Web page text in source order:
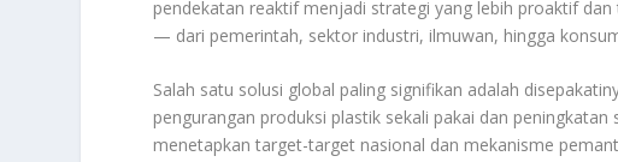
pendekatan reaktif menjadi strategi yang lebih proaktif
— dari pemerintah, sektor industri, ilmuwan, hingga
Salah satu solusi global paling signifikan adalah
pengurangan produksi plastik sekali pakai dan
menetapkan target-target nasional dan mekanisme